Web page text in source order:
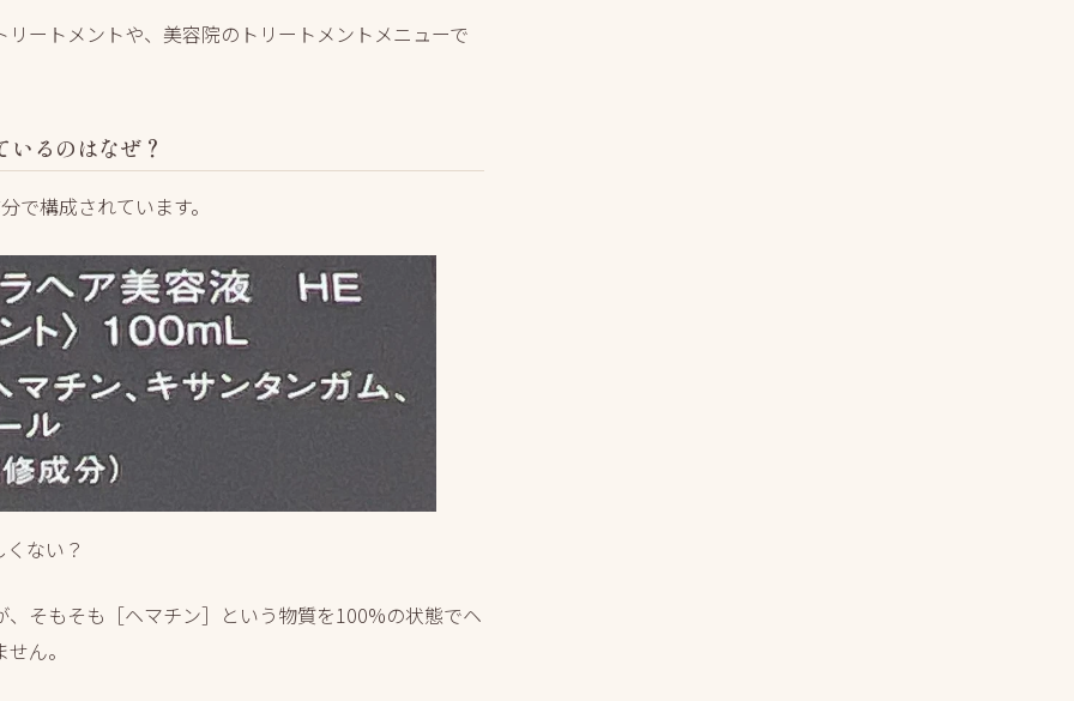
ートメントや、美容院のトリートメントメニューで
るのはなぜ？
で構成されています。
ない？
そもそも［ヘマチン］という物質を100%の状態でヘ
ん。